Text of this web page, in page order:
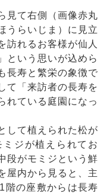
見て右側（画像赤丸
うらいじま）に見立
訪れるお客様が仙人
という思いが込めら
長寿と繁栄の象徴で
て「来訪者の長寿を
れている庭園になっ
して植えられた松が
ジが植えられてお
段がモミジという鮮
屋内から見ると、主
階の座敷からは長寿